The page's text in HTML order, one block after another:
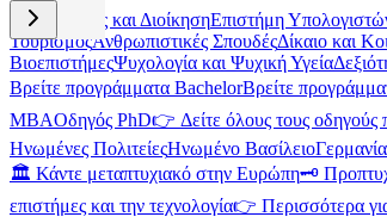
Επιχειρήσεις και ΔιοίκησηΕπιστήμη
ΤουρισμόςΑνθρωπιστικές ΣπουδέςΔίκαιο και
ΒιοεπιστήμεςΨυχολογία και Ψυχική Υγεία
Βρείτε προγράμματα BachelorΒρείτε
MBAΟδηγός PhD👉 Δείτε όλους τους οδηγούς
Ηνωμένες ΠολιτείεςΗνωμένο ΒασίλειοΓερμανία
🏛️ Κάντε μεταπτυχιακό στην Ευρώπη🗝️
επιστήμες και την τεχνολογία👉 Περισσότερα